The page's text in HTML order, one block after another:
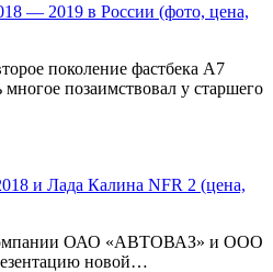
— 2019 в России (фото, цена,
поколение фастбека A7
позаимствовал у старшего
и Лада Калина NFR 2 (цена,
компании ОАО «АВТОВАЗ» и ООО
новой…